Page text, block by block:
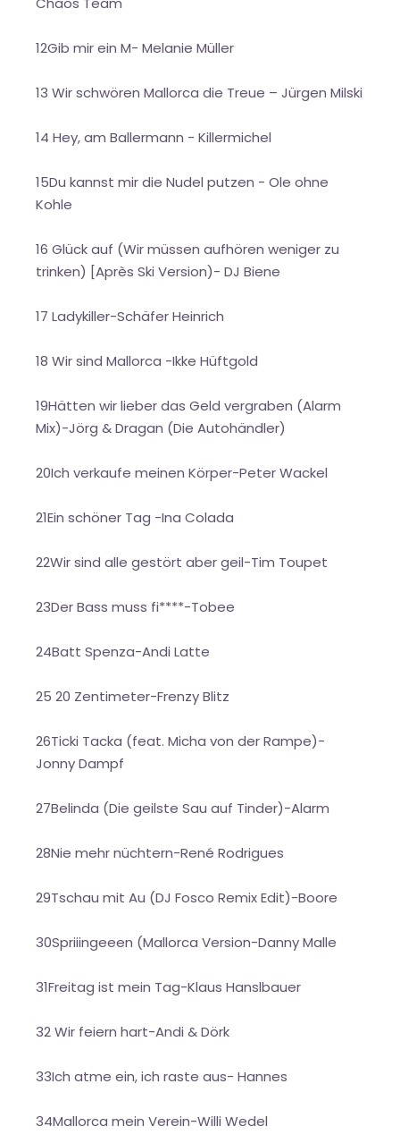
12Gib mir ein M- Melanie Müller
13 Wir schwören Mallorca die Treue – Jürgen Milski
14 Hey, am Ballermann - Killermichel
15Du kannst mir die Nudel putzen - Ole ohne
Kohle
16 Glück auf (Wir müssen aufhören weniger zu
trinken) [Après Ski Version)- DJ Biene
17 Ladykiller-Schäfer Heinrich
18 Wir sind Mallorca -Ikke Hüftgold
19Hätten wir lieber das Geld vergraben (Alarm
Mix)-Jörg & Dragan (Die Autohändler)
20Ich verkaufe meinen Körper-Peter Wackel
21Ein schöner Tag -Ina Colada
22Wir sind alle gestört aber geil-Tim Toupet
23Der Bass muss fi****-Tobee
24Batt Spenza-Andi Latte
25 20 Zentimeter-Frenzy Blitz
26Ticki Tacka (feat. Micha von der Rampe)-
Jonny Dampf
27Belinda (Die geilste Sau auf Tinder)-Alarm
28Nie mehr nüchtern-René Rodrigues
29Tschau mit Au (DJ Fosco Remix Edit)-Boore
30Spriiingeeen (Mallorca Version-Danny Malle
31Freitag ist mein Tag-Klaus Hanslbauer
32 Wir feiern hart-Andi & Dörk
33Ich atme ein, ich raste aus- Hannes
34Mallorca mein Verein-Willi Wedel